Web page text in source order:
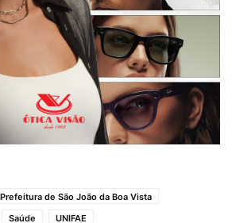
Prefeitura de São João da Boa Vista
Saúde UNIFAE